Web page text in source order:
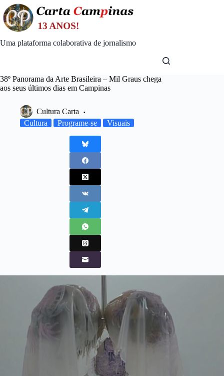
Skip
to
content
Uma plataforma colaborativa de jornalismo
38º Panorama da Arte Brasileira – Mil Graus chega
aos seus últimos dias em Campinas
Cultura Carta
Cultura
Programe-se Visuais